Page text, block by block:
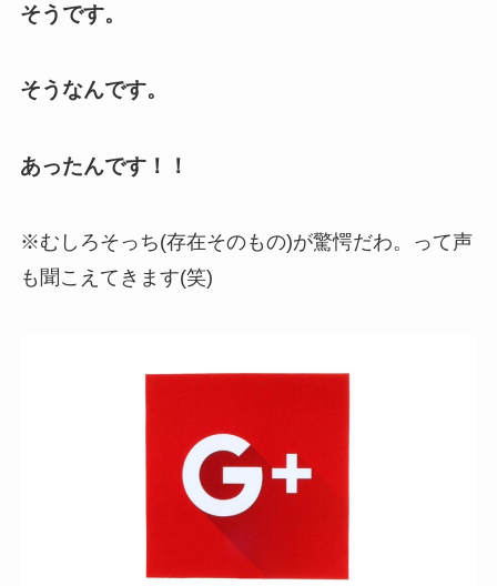
そうです。
そうなんです。
あったんです！！
※むしろそっち(存在そのもの)が驚愕だわ。って声
も聞こえてきます(笑)